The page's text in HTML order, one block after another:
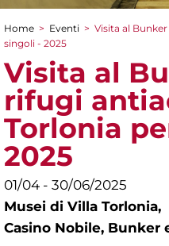
Tu sei qui
Home > Eventi > Visita al
singoli - 2025
Visita al
rifugi
Torlonia
2025
01/04 - 30/06/2025
Musei di Villa Torlonia,
Casino Nobile, Bunker